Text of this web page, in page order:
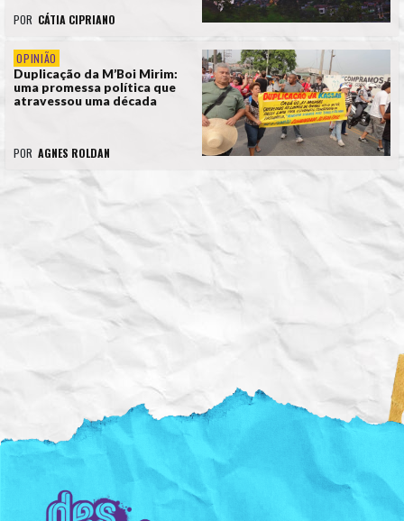
POR CÁTIA CIPRIANO
OPINIÃO
Duplicação da M’Boi Mirim:
uma promessa política que
atravessou uma década
POR AGNES ROLDAN